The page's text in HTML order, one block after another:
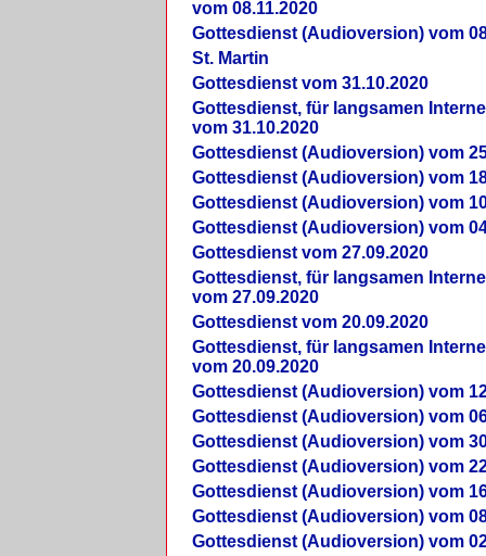
vom 08.11.2020
Gottesdienst (Audioversion) vom
St. Martin
Gottesdienst vom 31.10.2020
Gottesdienst, für langsamen
vom 31.10.2020
Gottesdienst (Audioversion) vom
Gottesdienst (Audioversion) vom
Gottesdienst (Audioversion) vom
Gottesdienst (Audioversion) vom
Gottesdienst vom 27.09.2020
Gottesdienst, für langsamen
vom 27.09.2020
Gottesdienst vom 20.09.2020
Gottesdienst, für langsamen
vom 20.09.2020
Gottesdienst (Audioversion) vom
Gottesdienst (Audioversion) vom
Gottesdienst (Audioversion) vom
Gottesdienst (Audioversion) vom
Gottesdienst (Audioversion) vom
Gottesdienst (Audioversion) vom
Gottesdienst (Audioversion) vom